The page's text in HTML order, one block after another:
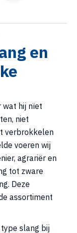
en
wat hij nïet
niet
verbrokkelen
voeren wij
agrariër en
tot zware
Deze
assortiment
slang bij